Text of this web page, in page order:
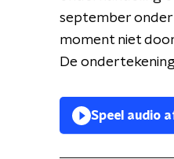
september
moment niet
De
Speel audio